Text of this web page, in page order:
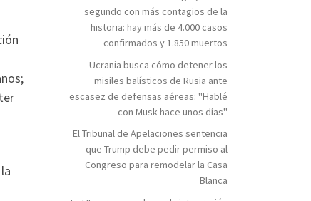
segundo con más contagios de la
historia: hay más de 4.000 casos
confirmados y 1.850 muertos
Ucrania busca cómo detener los
misiles balísticos de Rusia ante
escasez de defensas aéreas: "Hablé
con Musk hace unos días"
El Tribunal de Apelaciones sentencia
que Trump debe pedir permiso al
Congreso para remodelar la Casa
Blanca